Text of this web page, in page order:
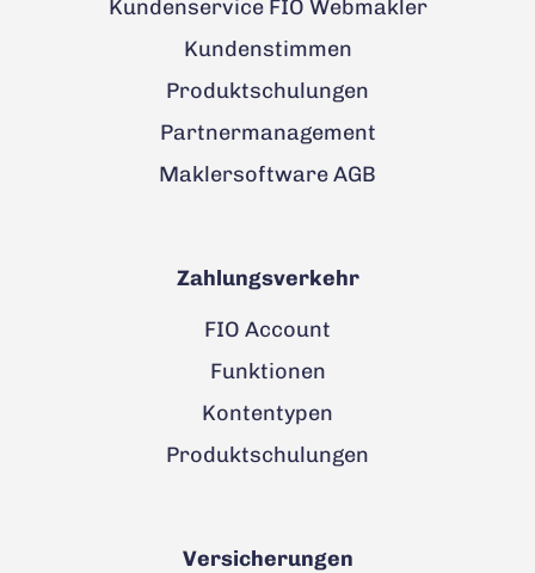
Kundenservice FIO Webmakler
Kundenstimmen
Produktschulungen
Partnermanagement
Maklersoftware AGB
Zahlungsverkehr
FIO Account
Funktionen
Kontentypen
Produktschulungen
Versicherungen